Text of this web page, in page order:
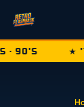
90'S ★ 'T